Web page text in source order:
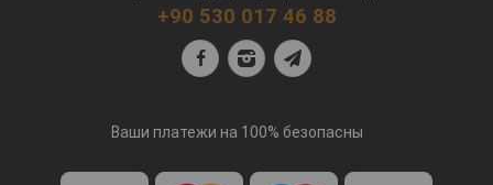
+90 530 017 46 88
Ваши платежи на 100% безопасны